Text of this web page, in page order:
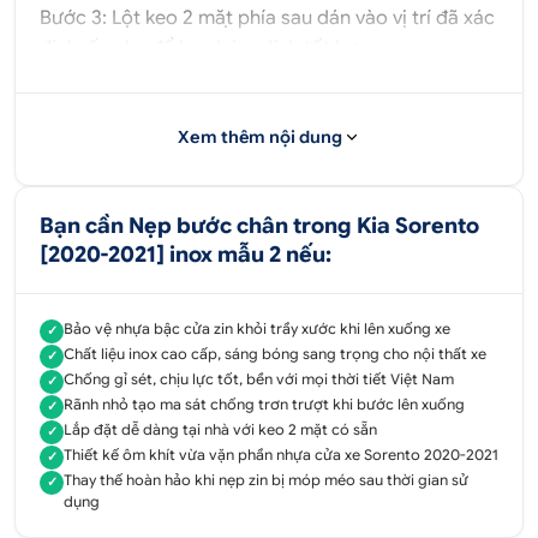
Bước 3: Lột keo 2 mặt phía sau dán vào vị trí đã xác
bạn có thể lên xuống xe thoải mái mà không lo làm
đó, sản phẩm này còn góp phần mang đến sự đẹp
mắt và khỏe khoắn cho chiếc xe của bạn.
Được làm bằng chất liệu inox cứng chắc, sáng
Sorento của bạn. Đồng thời, sử dụng chất liệu thép
không gỉ có khả năng chịu lực cao, không bị biến
đổi dưới tác động của thời tiết.
Nẹp bước chân chống xước phần nhựa được thiết
kế tỉ mỉ và tinh tế, kích thước vừa vặn ôm khít phần
nhựa cửa xe. Đặc biệt, phụ kiện có thiết kế các
đường rãnh nhỏ tinh tế, giúp tạo lực ma sát tạo sự
Xem thêm nội dung
Bạn cần Nẹp bước chân trong Kia Sorento
[2020-2021] inox mẫu 2 nếu:
✓ Bảo vệ nhựa bậc cửa zin khỏi trầy xước khi lên xuống xe
✓ Chất liệu inox cao cấp, sáng bóng sang trọng cho nội thất xe
✓ Chống gỉ sét, chịu lực tốt, bền với mọi thời tiết Việt Nam
✓ Rãnh nhỏ tạo ma sát chống trơn trượt khi bước lên xuống
✓ Lắp đặt dễ dàng tại nhà với keo 2 mặt có sẵn
✓ Thiết kế ôm khít vừa vặn phần nhựa cửa xe Sorento 2020-2021
✓ Thay thế hoàn hảo khi nẹp zin bị móp méo sau thời gian sử
dụng